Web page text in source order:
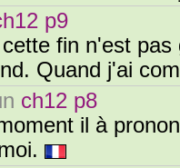
p9
fin n'est
Quand j'ai
ch12 p8
il à